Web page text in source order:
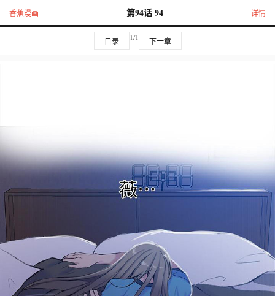
香蕉漫画 第94话 94 详情
目录 1/1 下一章